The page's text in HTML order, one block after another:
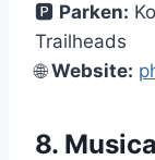
🅿️ Parken:
Trailheads
🌐Website:
8.